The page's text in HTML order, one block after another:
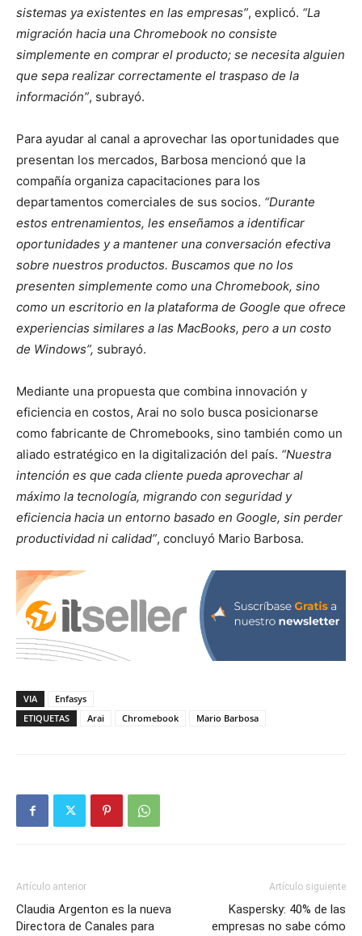
sistemas ya existentes en las empresas”, explicó. “La
migración hacia una Chromebook no consiste
simplemente en comprar el producto; se necesita alguien
que sepa realizar correctamente el traspaso de la
información”, subrayó.
Para ayudar al canal a aprovechar las oportunidades que
presentan los mercados, Barbosa mencionó que la
compañía organiza capacitaciones para los
departamentos comerciales de sus socios. “Durante
estos entrenamientos, les enseñamos a identificar
oportunidades y a mantener una conversación efectiva
sobre nuestros productos. Buscamos que no los
presenten simplemente como una Chromebook, sino
como un escritorio en la plataforma de Google que ofrece
experiencias similares a las MacBooks, pero a un costo
de Windows”, subrayó.
Mediante una propuesta que combina innovación y
eficiencia en costos, Arai no solo busca posicionarse
como fabricante de Chromebooks, sino también como un
aliado estratégico en la digitalización del país. “Nuestra
intención es que cada cliente pueda aprovechar al
máximo la tecnología, migrando con seguridad y
eficiencia hacia un entorno basado en Google, sin perder
productividad ni calidad”, concluyó Mario Barbosa.
VIA
Enfasys
ETIQUETAS
Arai Chromebook Mario Barbosa
Artículo anterior
Claudia Argenton es la nueva
Directora de Canales para
Artículo siguiente
Kaspersky: 40% de las
empresas no sabe cómo